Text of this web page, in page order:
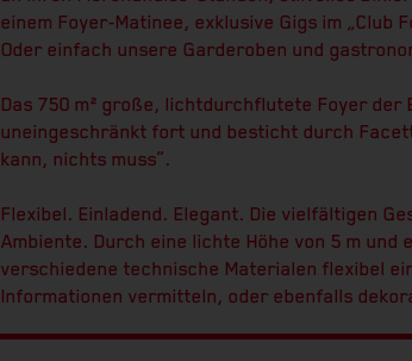
einem Foyer-Matinee, exklusive Gigs im „Club
Oder einfach unsere Garderoben und
Das 750 m² große, lichtdurchflutete Foyer
uneingeschränkt fort und besticht durch
kann, nichts muss“.
Flexibel. Einladend. Elegant. Die vielfältigen
Ambiente. Durch eine lichte Höhe von 5 m
verschiedene technische Materialen flexibel
Informationen vermitteln, oder ebenfalls